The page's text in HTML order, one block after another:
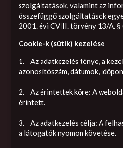
szolgáltatások, valamint az
összefüggő szolgáltatások
2001. évi CVIII. törvény 13/A. §
Cookie-k (sütik) kezelése
1. Az adatkezelés ténye, a
azonosítószám, dátumok,
2. Az érintettek köre: A
érintett.
3. Az adatkezelés célja: A
a látogatók nyomon követése.